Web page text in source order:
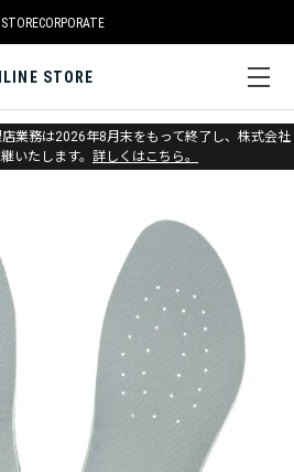
CORPORATE
STORE
業務は2026年8月末をもって終了し、株式会社
いたします。 詳しくはこちら。
アクセサリー